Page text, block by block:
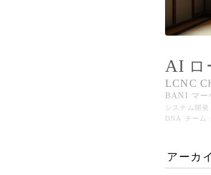
AI
LCNC
BANI マー
システム開発
DNA
チーム
アーカ